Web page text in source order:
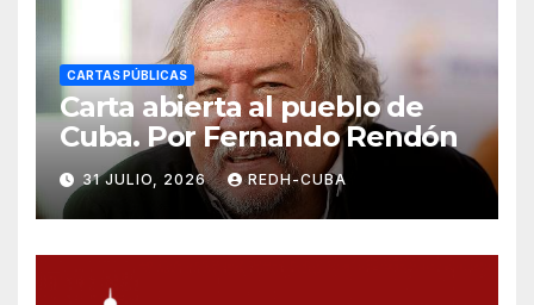
CARTAS PÚBLICAS
Carta abierta al pueblo de
Cuba. Por Fernando Rendón
31 JULIO, 2026 REDH-CUBA